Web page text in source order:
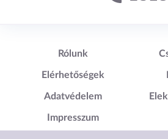
Lábléc1
Rólunk
Elérhetőségek
Adatvédelem
Impresszum